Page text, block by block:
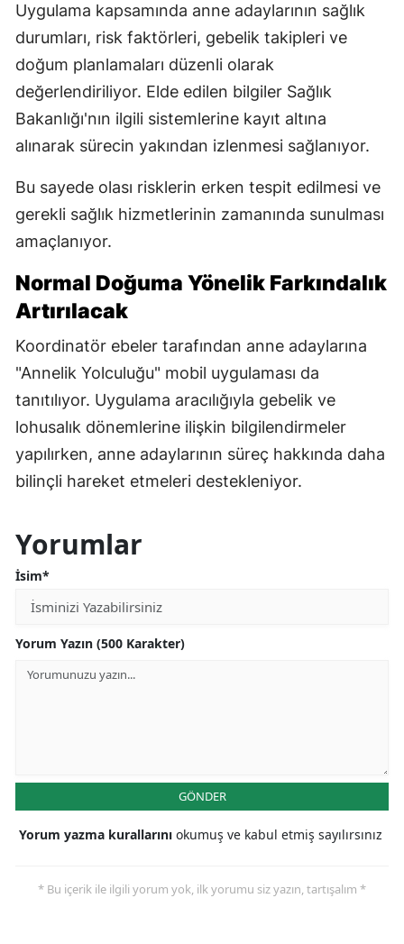
Uygulama kapsamında anne adaylarının sağlık
durumları, risk faktörleri, gebelik takipleri ve
doğum planlamaları düzenli olarak
değerlendiriliyor. Elde edilen bilgiler Sağlık
Bakanlığı'nın ilgili sistemlerine kayıt altına
alınarak sürecin yakından izlenmesi sağlanıyor.
Bu sayede olası risklerin erken tespit edilmesi ve
gerekli sağlık hizmetlerinin zamanında sunulması
amaçlanıyor.
Normal Doğuma Yönelik Farkındalık
Artırılacak
Koordinatör ebeler tarafından anne adaylarına
"Annelik Yolculuğu" mobil uygulaması da
tanıtılıyor. Uygulama aracılığıyla gebelik ve
lohusalık dönemlerine ilişkin bilgilendirmeler
yapılırken, anne adaylarının süreç hakkında daha
bilinçli hareket etmeleri destekleniyor.
Yorumlar
İsim*
Yorum Yazın (500 Karakter)
GÖNDER
Yorum yazma kurallarını okumuş ve kabul etmiş sayılırsınız
* Bu içerik ile ilgili yorum yok, ilk yorumu siz yazın, tartışalım *